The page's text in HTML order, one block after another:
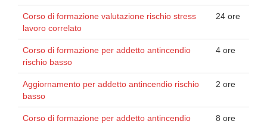
Corso di formazione valutazione rischio stress
lavoro correlato
24 ore
Corso di formazione per addetto antincendio
rischio basso
4 ore
Aggiornamento per addetto antincendio rischio
basso
2 ore
Corso di formazione per addetto antincendio
8 ore